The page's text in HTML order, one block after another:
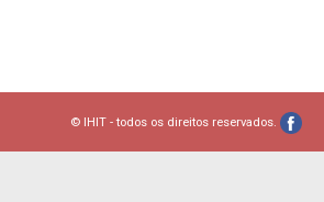
© IHIT - todos os direitos reservados.